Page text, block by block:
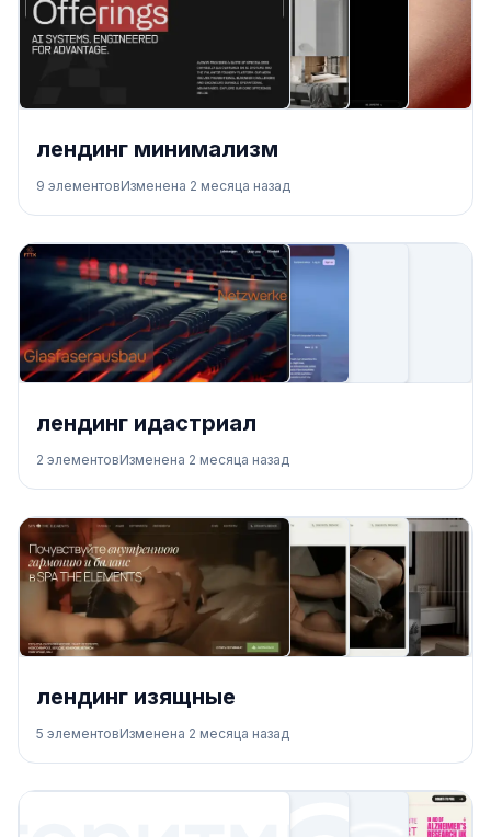
лендинг минимализм
9 элементовИзменена 2 месяца назад
лендинг идастриал
2 элементовИзменена 2 месяца назад
лендинг изящные
5 элементовИзменена 2 месяца назад